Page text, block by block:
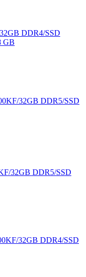
DDR4/SSD
GB
32GB DDR5/SSD